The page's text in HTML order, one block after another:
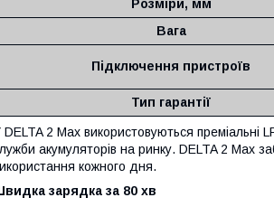
Розміри, мм
Вага
Підключення пристроїв
Тип гарантії
DELTA 2 Max використовуються
акумуляторів на ринку. DELTA 2 Max
кожного дня.
зарядка за 80 хв